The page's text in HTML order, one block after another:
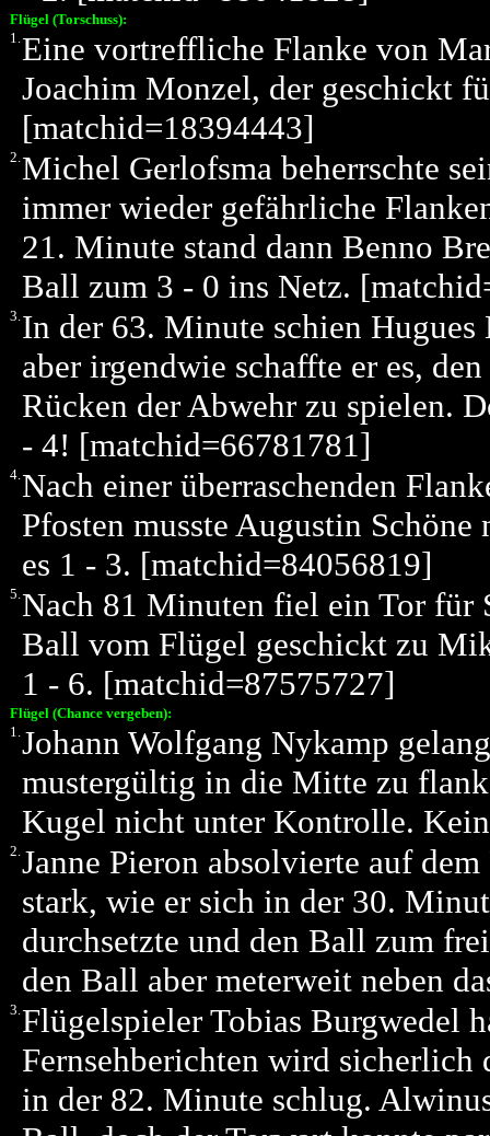
Flügel (Torschuss):
1.Eine vortreffliche Flanke von
Joachim Monzel, der geschickt
[matchid=18394443]
2.Michel Gerlofsma beherrschte
immer wieder gefährliche
21. Minute stand dann Benno
Ball zum 3 - 0 ins Netz.
3.In der 63. Minute schien
aber irgendwie schaffte er es,
Rücken der Abwehr zu spielen.
- 4! [matchid=66781781]
4.Nach einer überraschenden
Pfosten musste Augustin
es 1 - 3. [matchid=84056819]
5.Nach 81 Minuten fiel ein Tor für
Ball vom Flügel geschickt zu
1 - 6. [matchid=87575727]
Flügel (Chance vergeben):
1.Johann Wolfgang Nykamp
mustergültig in die Mitte zu
Kugel nicht unter Kontrolle.
2.Janne Pieron absolvierte auf
stark, wie er sich in der 30.
durchsetzte und den Ball zum
den Ball aber meterweit neben
3.Flügelspieler Tobias Burgwedel
Fernsehberichten wird sicherlich
in der 82. Minute schlug.